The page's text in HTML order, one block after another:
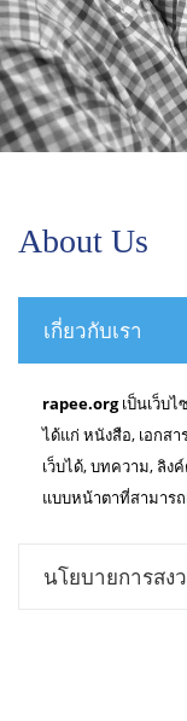
About Us
เกี่ยวกับเรา
rapee.orgเป็นเว็บ
ได้แก่ หนังสือ, เอกส
เว็บได้, บทความ, ลิง
แบบหน้าตาที่สามาร
นโยบายการสง